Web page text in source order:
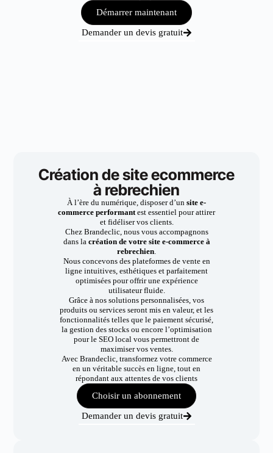
Démarrer maintenant
Demander un devis gratuit
Création de site ecommerce
à rebrechien
À l’ère du numérique, disposer d’un site e-
commerce performantest essentiel pour attirer
et fidéliser vos clients.
Chez Brandeclic, nous vous accompagnons
dans la création de votre site e-commerce à
rebrechien.
Nous concevons des plateformes de vente en
ligne intuitives, esthétiques et parfaitement
optimisées pour offrir une expérience
utilisateur fluide.
Grâce à nos solutions personnalisées, vos
produits ou services seront mis en valeur, et les
fonctionnalités telles que le paiement sécurisé,
la gestion des stocks ou encore l’optimisation
pour le SEO local vous permettront de
maximiser vos ventes.
Avec Brandeclic, transformez votre commerce
en un véritable succès en ligne, tout en
répondant aux attentes de vos clients
Choisir un abonnement
Demander un devis gratuit